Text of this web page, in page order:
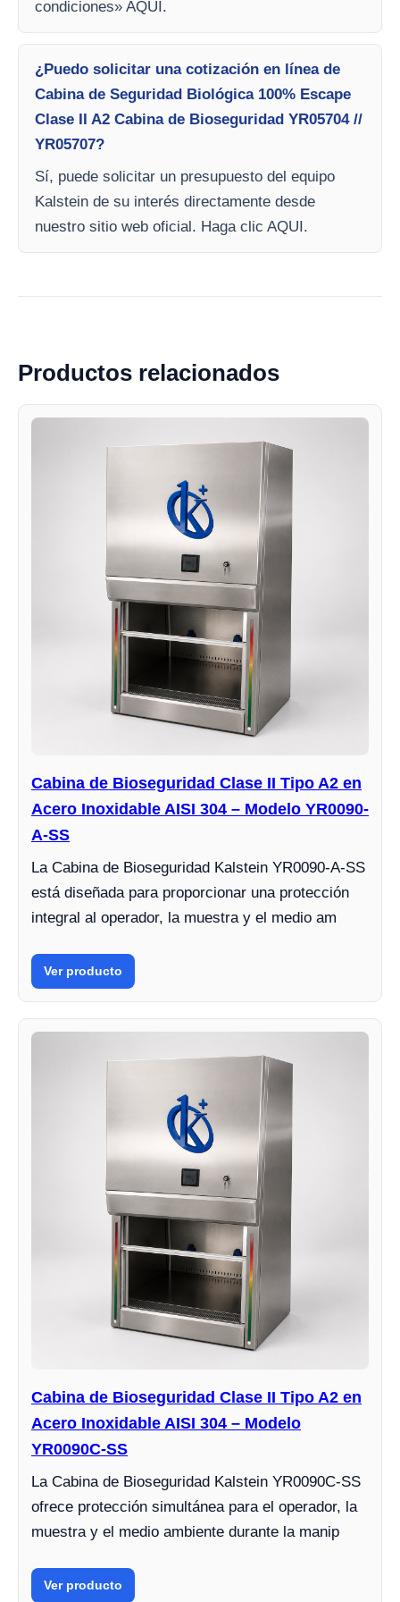
condiciones» AQUI.
¿Puedo solicitar una cotización en línea de
Cabina de Seguridad Biológica 100% Escape
Clase II A2 Cabina de Bioseguridad YR05704 //
YR05707?
Sí, puede solicitar un presupuesto del equipo
Kalstein de su interés directamente desde
nuestro sitio web oficial. Haga clic AQUI.
Productos relacionados
Cabina de Bioseguridad Clase II Tipo A2 en
Acero Inoxidable AISI 304 – Modelo YR0090-
A-SS
La Cabina de Bioseguridad Kalstein YR0090-A-SS
está diseñada para proporcionar una protección
integral al operador, la muestra y el medio am
Ver producto
Cabina de Bioseguridad Clase II Tipo A2 en
Acero Inoxidable AISI 304 – Modelo
YR0090C-SS
La Cabina de Bioseguridad Kalstein YR0090C-SS
ofrece protección simultánea para el operador, la
muestra y el medio ambiente durante la manip
Ver producto